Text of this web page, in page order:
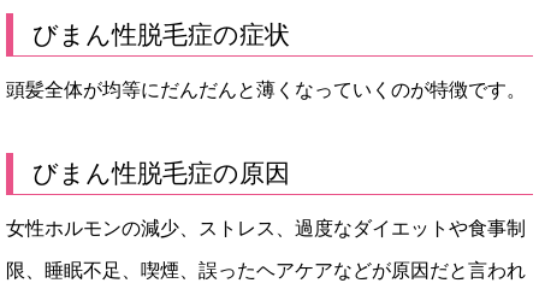
びまん性脱毛症の症状
頭髪全体が均等にだんだんと薄くなっていくのが特徴です。
びまん性脱毛症の原因
女性ホルモンの減少、ストレス、過度なダイエットや食事制
限、睡眠不足、喫煙、誤ったヘアケアなどが原因だと言われ